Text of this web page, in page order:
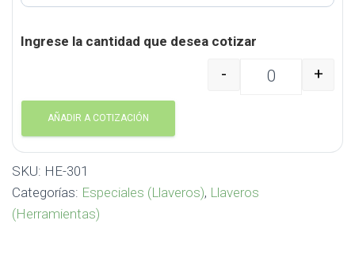
Ingrese la cantidad que desea cotizar
Martillo con Navaja
- +
AÑADIR A COTIZACIÓN
SKU: HE-301
Categorías: Especiales (Llaveros), Llaveros
(Herramientas)